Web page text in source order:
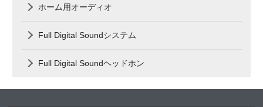
ホーム用オーディオ
Full Digital Soundシステム
Full Digital Soundヘッドホン